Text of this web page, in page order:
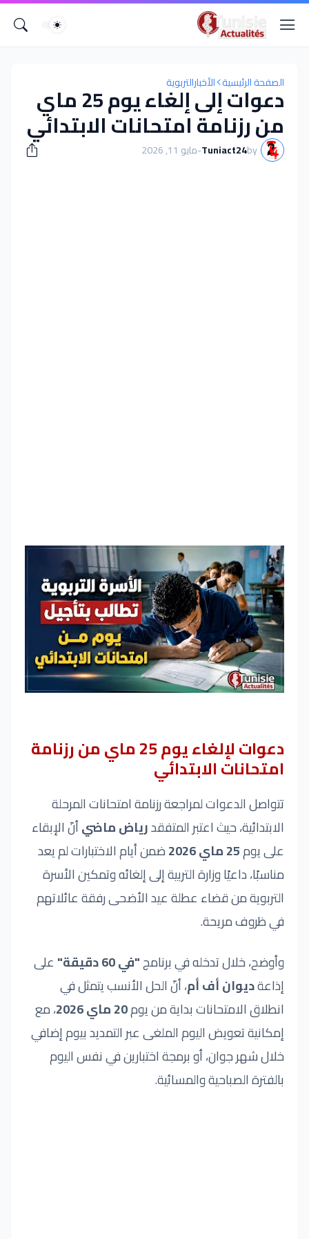
الصفحة الرئيسية الأخبارالتربوية دعوات إلى إلغاء يوم 25 ماي
من رزنامة امتحانات الابتدائي
by
Tuniact24
-مايو 11, 2026
دعوات لإلغاء يوم 25 ماي من رزنامة
امتحانات الابتدائي
تتواصل الدعوات لمراجعة رزنامة امتحانات المرحلة
الابتدائية، حيث اعتبر المتفقدرياض ماضيأنّ الإبقاء
على يوم25 ماي 2026
ضمن أيام الاختبارات لم يعد
مناسبًا، داعيًا وزارة التربية إلى إلغائه وتمكين الأسرة
التربوية من قضاء عطلة عيد الأضحى رفقة عائلاتهم
في ظروف مريحة.
وأوضح، خلال تدخله في برنامج"في 60 دقيقة"
على
إذاعةديوان أف أم، أنّ الحل الأنسب يتمثل في
انطلاق الامتحانات بداية من يوم20 ماي 2026
، مع
إمكانية تعويض اليوم الملغى عبر التمديد بيوم إضافي
خلال شهر جوان، أو برمجة اختبارين في نفس اليوم
بالفترة الصباحية والمسائية.